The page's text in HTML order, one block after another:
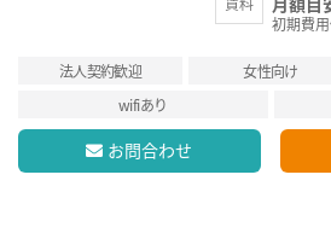
初期費
法人契約歓迎 女性向け
wifiあり
お問合わせ